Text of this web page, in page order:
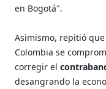
en Bogotá".
Asimismo, repitió
Colombia se
corregir el
desangrando la